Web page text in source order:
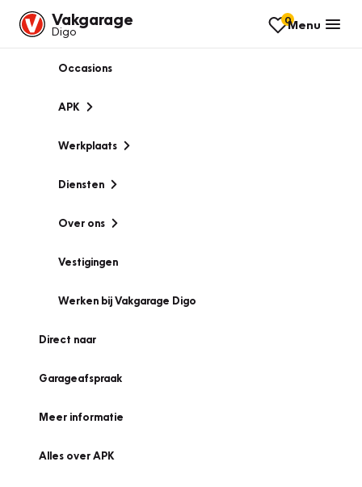
Vakgarage
Digo
0Menu
Occasions
APK
Werkplaats
Diensten
Over ons
Vestigingen
Werken bij Vakgarage Digo
Direct naar
Garageafspraak
Meer informatie
Alles over APK